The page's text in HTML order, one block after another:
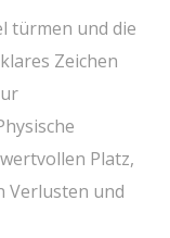
türmen und die
Zeichen
Platz,
Verlusten und